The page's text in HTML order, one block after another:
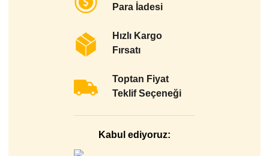
Para İadesi
Hızlı Kargo
Fırsatı
Toptan Fiyat
Teklif Seçeneği
Kabul ediyoruz: